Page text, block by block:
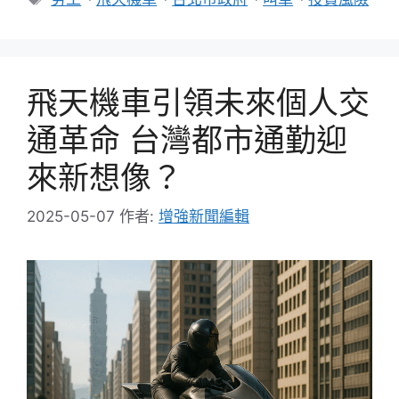
飛天機車引領未來個人交
通革命 台灣都市通勤迎
來新想像？
2025-05-07 作者: 增強新聞編輯